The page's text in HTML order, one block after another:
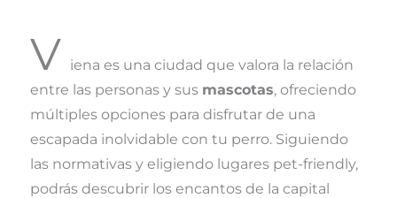
V iena es una ciudad que valora la relación
entre las personas y sus mascotas, ofreciendo
múltiples opciones para disfrutar de una
escapada inolvidable con tu perro. Siguiendo
las normativas y eligiendo lugares pet-friendly,
podrás descubrir los encantos de la capital